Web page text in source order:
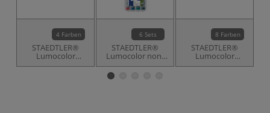
4 Farben
STAEDTLER®
Lumocolor
correctable 305
6 Sets
STAEDTLER®
Lumocolor non-
permanent
Folienschreiber-
8 Farben
STAEDTLER®
Lumocolor
permanent